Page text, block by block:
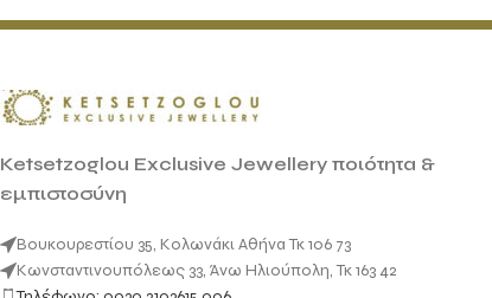
Ketsetzoglou Exclusive Jewellery ποιότητα &
εμπιστοσύνη
Βουκουρεστίου 35, Κολωνάκι Αθήνα Τκ 106 73
Κωνσταντινουπόλεως 33, Άνω Ηλιούπολη, Τκ 163 42